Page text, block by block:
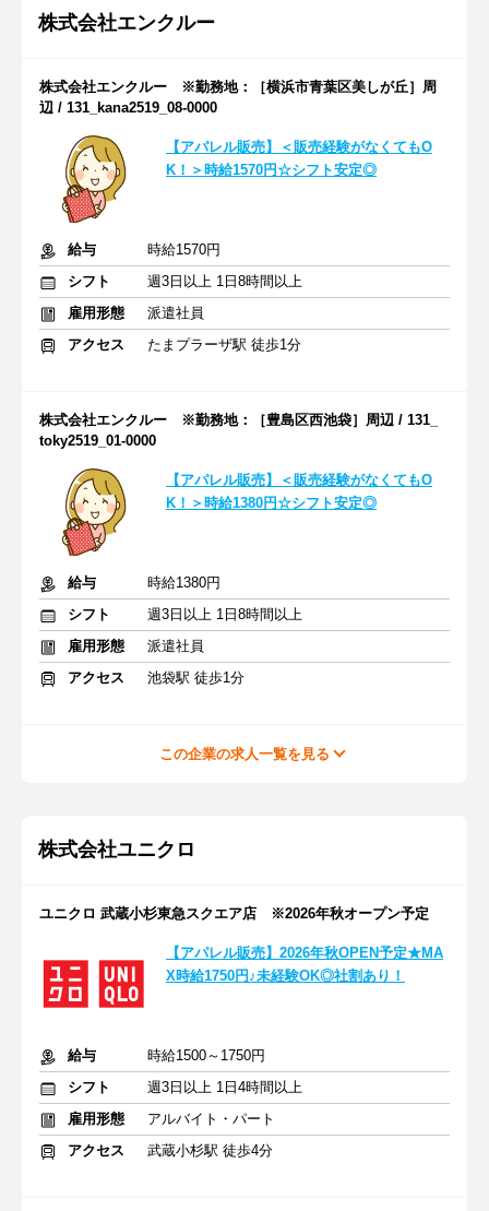
株式会社エンクルー
株式会社エンクルー ※勤務地：［横浜市青葉区美しが丘］周
辺 / 131_kana2519_08-0000
【アパレル販売】＜販売経験がなくてもO
K！＞時給1570円☆シフト安定◎
給与
時給1570円
シフト
週3日以上 1日8時間以上
雇用形態
派遣社員
アクセス
たまプラーザ駅 徒歩1分
株式会社エンクルー ※勤務地：［豊島区西池袋］周辺 / 131_
toky2519_01-0000
【アパレル販売】＜販売経験がなくてもO
K！＞時給1380円☆シフト安定◎
給与
時給1380円
シフト
週3日以上 1日8時間以上
雇用形態
派遣社員
アクセス
池袋駅 徒歩1分
この企業の求人一覧を見る
株式会社ユニクロ
ユニクロ 武蔵小杉東急スクエア店 ※2026年秋オープン予定
【アパレル販売】2026年秋OPEN予定★MA
X時給1750円♪未経験OK◎社割あり！
給与
時給1500～1750円
シフト
週3日以上 1日4時間以上
雇用形態
アルバイト・パート
アクセス
武蔵小杉駅 徒歩4分